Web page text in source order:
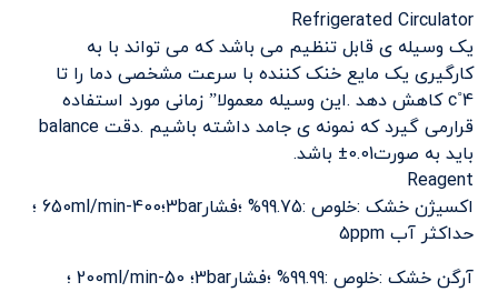
Refrigerated Circulator
یک وسیله ی قابل تنظیم می باشد که می تواند با به
کارگیری یک مایع خنک کننده با سرعت مشخصی دما را تا
4˚c کاهش دهد .این وسیله معمولا” زمانی مورد استفاده
قرارمی گیرد که نمونه ی جامد داشته باشیم .دقت balance
باید به صورت0.01± باشد.
Reagent
اکسیژن خشک :خلوص :99.75% ؛فشار3bar؛400-650ml/min ؛
حداکثر آب 5ppm
آرگن خشک :خلوص :99.99% ؛فشار3bar؛ 50-200ml/min ؛